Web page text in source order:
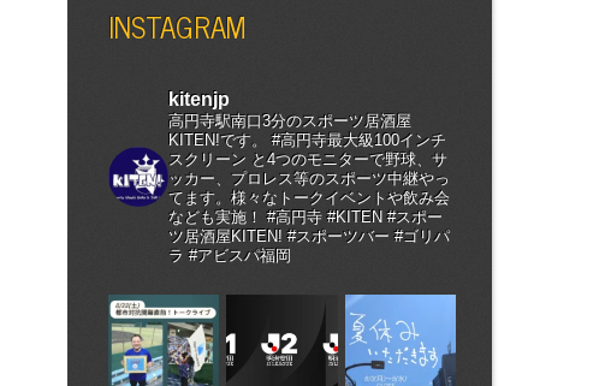
INSTAGRAM
kitenjp
高円寺駅南口3分のスポーツ居酒屋
KITEN!です。 #高円寺最大級100インチ
スクリーン と4つのモニターで野球、サ
ッカー、プロレス等のスポーツ中継やっ
てます。様々なトークイベントや飲み会
なども実施！ #高円寺 #KITEN #スポー
ツ居酒屋KITEN! #スポーツバー #ゴリパ
ラ #アビスパ福岡